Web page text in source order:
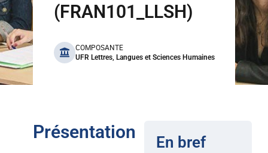
(FRAN101_LLSH)
benefits
COMPOSANTE
UFR Lettres, Langues et Sciences Humaines
Présentation En bref